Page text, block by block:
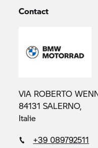
Contact
VIA ROBERTO
84131 SALERNO,
Italie
+39 089792511